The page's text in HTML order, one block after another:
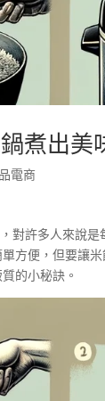
煮出美
電商
對許多人來說
方便，但要讓
的小秘訣。